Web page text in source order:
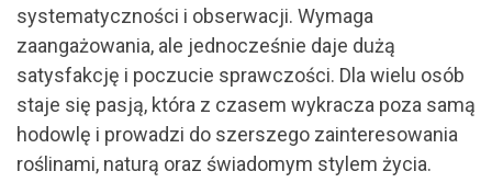
systematyczności i obserwacji. Wymaga
zaangażowania, ale jednocześnie daje dużą
satysfakcję i poczucie sprawczości. Dla wielu osób
staje się pasją, która z czasem wykracza poza samą
hodowlę i prowadzi do szerszego zainteresowania
roślinami, naturą oraz świadomym stylem życia.